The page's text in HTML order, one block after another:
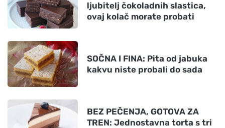
ljubitelj čokoladnih slastica,
ovaj kolač morate probati
SOČNA I FINA: Pita od jabuka
kakvu niste probali do sada
BEZ PEČENJA, GOTOVA ZA
TREN: Jednostavna torta s tri